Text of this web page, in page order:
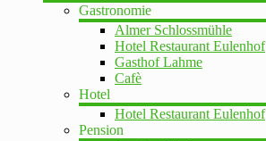
Gastronomie
Almer Schlossmühle
Hotel Restaurant Eulenhof
Gasthof Lahme
Cafè
Hotel
Hotel Restaurant Eulenhof
Pension